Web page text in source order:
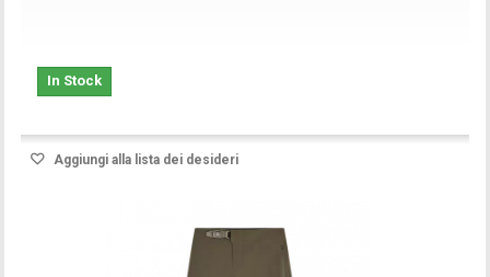
In Stock
Aggiungi alla lista dei desideri